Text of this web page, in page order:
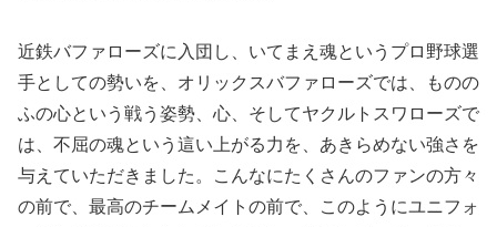
近鉄バファローズに入団し、いてまえ魂というプロ野球選
手としての勢いを、オリックスバファローズでは、ものの
ふの心という戦う姿勢、心、そしてヤクルトスワローズで
は、不屈の魂という這い上がる力を、あきらめない強さを
与えていただきました。こんなにたくさんのファンの方々
の前で、最高のチームメイトの前で、このようにユニフォ